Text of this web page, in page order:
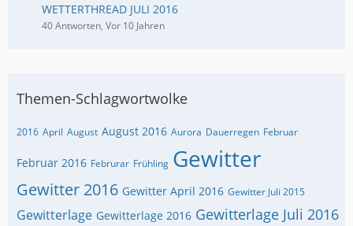
WETTERTHREAD JULI 2016
40 Antworten, Vor 10 Jahren
Themen-Schlagwortwolke
2016 April August August 2016 Aurora Dauerregen Februar
Februar 2016 Februrar Frühling Gewitter
Gewitter 2016 Gewitter April 2016 Gewitter Juli 2015
Gewitterlage Gewitterlage 2016 Gewitterlage Juli 2016